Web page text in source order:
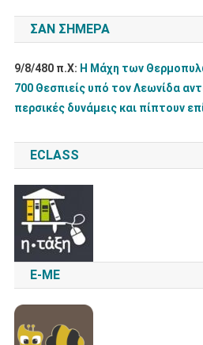
ΣΑΝ ΣΉΜΕΡΑ
9/8/480 π.Χ: Η Μάχη των
700 Θεσπιείς υπό τον Λεωνίδα
περσικές δυνάμεις και πίπτουν
ECLASS
E-ME